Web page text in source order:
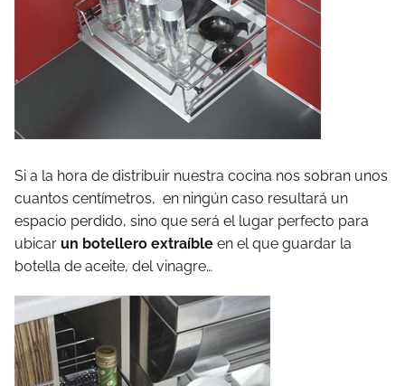
Si a la hora de distribuir nuestra cocina nos sobran unos
cuantos centímetros, en ningún caso resultará un
espacio perdido, sino que será el lugar perfecto para
ubicar un botellero extraíble en el que guardar la
botella de aceite, del vinagre…